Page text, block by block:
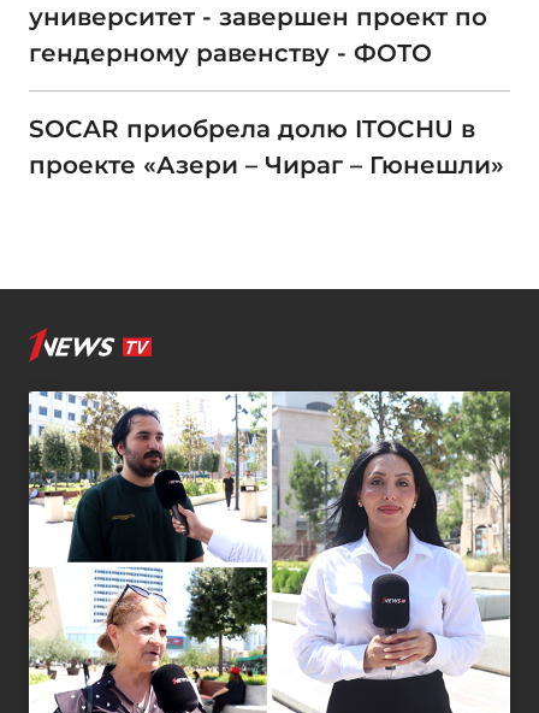
университет - завершен проект по
гендерному равенству - ФОТО
SOCAR приобрела долю ITOCHU в
проекте «Азери – Чираг – Гюнешли»